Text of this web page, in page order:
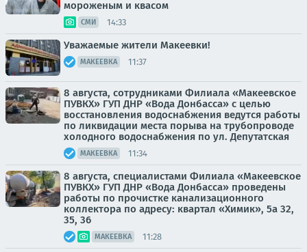
мороженым и квасом
СМИ 14:33
Уважаемые жители Макеевки!
МАКЕЕВКА 11:37
8 августа, сотрудниками Филиала «Макеевское
ПУВКХ» ГУП ДНР «Вода Донбасса» с целью
восстановления водоснабжения ведутся работы
по ликвидации места порыва на трубопроводе
холодного водоснабжения по ул. Депутатская
МАКЕЕВКА 11:34
8 августа, специалистами Филиала «Макеевское
ПУВКХ» ГУП ДНР «Вода Донбасса» проведены
работы по прочистке канализационного
коллектора по адресу: квартал «Химик», 5а 32,
35, 36
МАКЕЕВКА 11:28